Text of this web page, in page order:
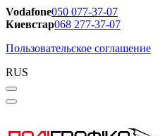
Vodafone050 077-37-07
Киевстар068 277-37-07
Пользовательское соглашение
RUS